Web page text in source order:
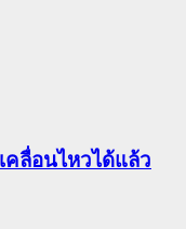
คลื่อนไหวได้แล้ว